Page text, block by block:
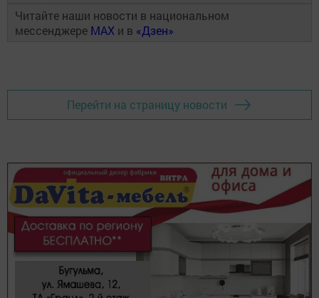
Читайте наши новости в национальном
мессенджере MAX и в «Дзен»
Перейти на страницу новости